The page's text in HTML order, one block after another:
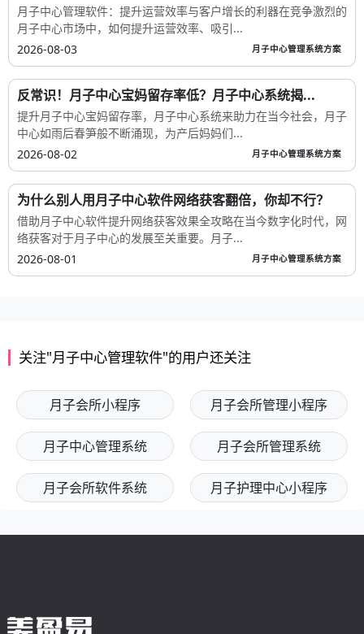
月子中心管理软件：提升运营效率与客户增长的利器在竞争激烈的
月子中心市场中，如何提升运营效率、吸引...
2026-08-03
月子中心管理系统方案
反常识！月子中心宝妈留存率低？月子中心系统揭...
提升月子中心宝妈留存率，月子中心系统来助力在当今社会，月子
中心如雨后春笋般不断涌现，为产后妈妈们...
2026-08-02
月子中心管理系统方案
为什么别人用月子中心软件网络获客翻倍，你却不行？
借助月子中心软件提升网络获客效果全攻略在当今数字化时代，网
络获客对于月子中心的发展至关重要。月子...
2026-08-01
月子中心管理系统方案
关注"月子中心管理软件"的用户还关注
月子会所小程序 月子会所管理小程序
月子中心管理系统 月子会所管理系统
月子会所软件系统 月子护理中心小程序